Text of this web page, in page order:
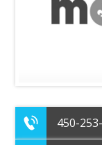
450-